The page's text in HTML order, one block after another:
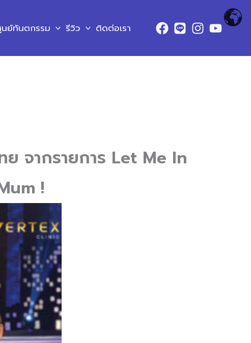
ย์ทันตกรรม รีวิว ติดต่อเรา
ย จากรายการ Let Me In
!